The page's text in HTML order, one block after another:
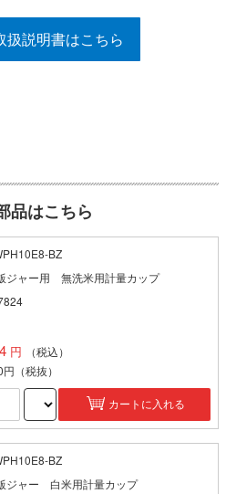
扱説明書はこちら
品はこちら
BZ
ジャー用 無洗米用計量カップ
（税込）
円 （税抜）
カートに入れる
BZ
ジャー 白米用計量カップ